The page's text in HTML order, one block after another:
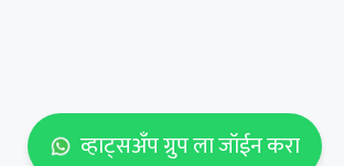
व्हाट्सअँप ग्रुप ला जॉईन करा